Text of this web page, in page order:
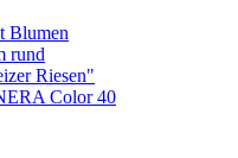
Blumen
rund
Riesen"
Color 40